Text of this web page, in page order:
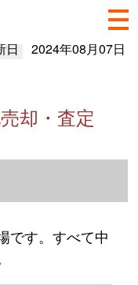
日 2024年08月07日
却・査定
2023年1～12
です。すべて中